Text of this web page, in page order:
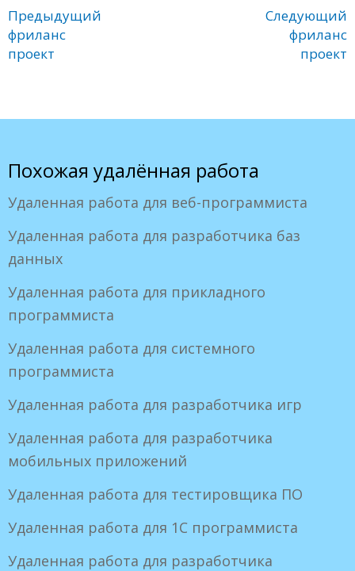
Предыдущий
фриланс
проект
Следующий
фриланс
проект
Похожая удалённая работа
Удаленная работа для веб-программиста
Удаленная работа для разработчика баз
данных
Удаленная работа для прикладного
программиста
Удаленная работа для системного
программиста
Удаленная работа для разработчика игр
Удаленная работа для разработчика
мобильных приложений
Удаленная работа для тестировщика ПО
Удаленная работа для 1С программиста
Удаленная работа для разработчика